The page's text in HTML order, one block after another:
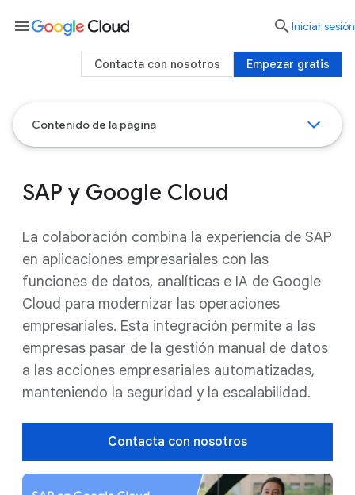
Contenido de la página
SAP y Google Cloud
La colaboración combina la experiencia de SAP
en aplicaciones empresariales con las
funciones de datos, analíticas e IA de Google
Cloud para modernizar las operaciones
empresariales. Esta integración permite a las
empresas pasar de la gestión manual de datos
a las acciones empresariales automatizadas,
manteniendo la seguridad y la escalabilidad.
Contacta con nosotros
menu  Iniciar sesión
Empezar gratis
Contacta con nosotros